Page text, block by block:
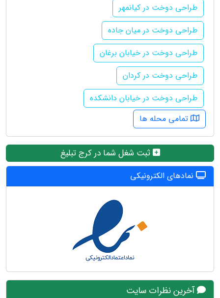
طراحی دوخت در کیانمهر
طراحی دوخت در میان جاده
طراحی دوخت در خیابان برغان
طراحی دوخت در کردان
طراحی دوخت در خیابان دانشکده
تمامی محله ها
ثبت شغل شما در کرج تبلیغ
نمادهای الکترونیکی
آخرین نظرات سایت